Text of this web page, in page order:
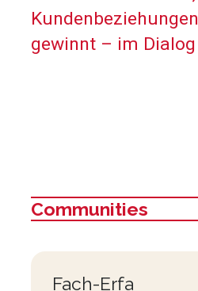
gewinnt – im
Communities
:
Fach-Erfa